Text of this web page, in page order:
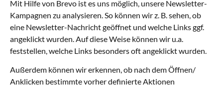
Mit Hilfe von Brevo ist es uns möglich, unsere Newsletter-
Kampagnen zu analysieren. So können wir z. B. sehen, ob
eine Newsletter-Nachricht geöffnet und welche Links ggf.
angeklickt wurden. Auf diese Weise können wir u.a.
feststellen, welche Links besonders oft angeklickt wurden.
Außerdem können wir erkennen, ob nach dem Öffnen/
Anklicken bestimmte vorher definierte Aktionen